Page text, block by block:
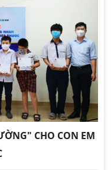
CHO CON EM